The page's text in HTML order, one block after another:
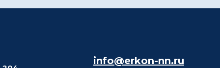
info@erkon-nn.ru